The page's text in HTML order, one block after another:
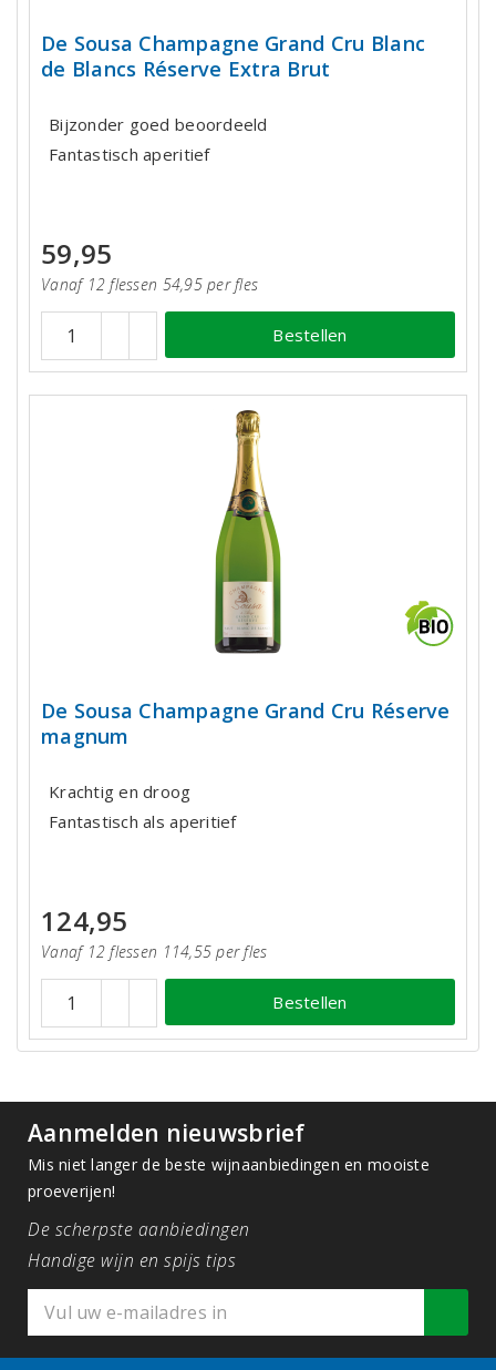
De Sousa Champagne Grand Cru Blanc
de Blancs Réserve Extra Brut
Bijzonder goed beoordeeld
Fantastisch aperitief
59,95
Vanaf 12 flessen 54,95 per fles
Bestellen
De Sousa Champagne Grand Cru Réserve
magnum
Krachtig en droog
Fantastisch als aperitief
124,95
Vanaf 12 flessen 114,55 per fles
Bestellen
Aanmelden nieuwsbrief
Mis niet langer de beste wijnaanbiedingen en mooiste
proeverijen!
De scherpste aanbiedingen
Handige wijn en spijs tips